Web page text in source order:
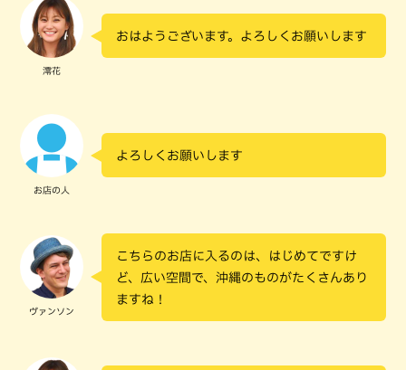
澪花
おはようございます。よろしくお願いします
お店の人
よろしくお願いします
ヴァンソン
こちらのお店に入るのは、はじめてですけ
ど、広い空間で、沖縄のものがたくさんあり
ますね！